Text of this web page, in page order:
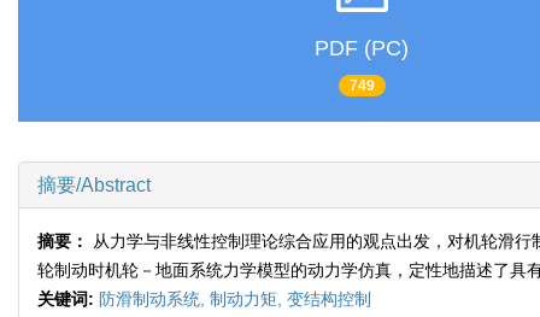
PDF (PC)
749
摘要/Abstract
摘要： 从力学与非线性控制理论综合应用的观点出发，对机轮滑
轮制动时机轮－地面系统力学模型的动力学仿真，定性地描述了具
关键词: 防滑制动系统, 制动力矩, 变结构控制